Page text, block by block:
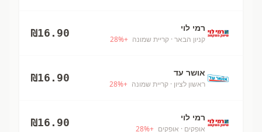
רמי לוי
קניון הבאר · קריית שמונה +
28%
₪16.90
אושר עד
ראשון לציון · קריית שמונה +
28%
₪16.90
רמי לוי
אופקים · אופקים +
28%
₪16.90